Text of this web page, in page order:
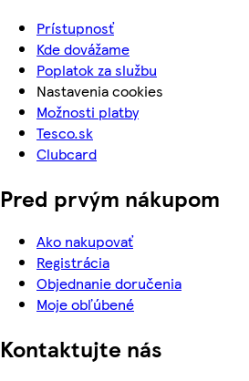
Prístupnosť
Kde dovážame
Poplatok za službu
Nastavenia cookies
Možnosti platby
Tesco.sk
Clubcard
Pred prvým nákupom
Ako nakupovať
Registrácia
Objednanie doručenia
Moje obľúbené
Kontaktujte nás